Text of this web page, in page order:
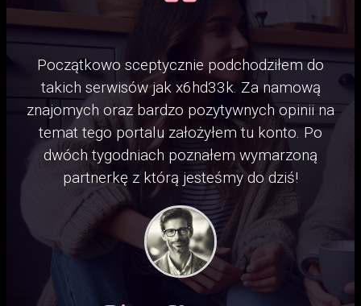
Początkowo sceptycznie podchodziłem do
takich serwisów jak x6hd33k. Za namową
znajomych oraz bardzo pozytywnych opinii na
temat tego portalu założyłem tu konto. Po
dwóch tygodniach poznałem wymarzoną
partnerkę z którą jesteśmy do dziś!